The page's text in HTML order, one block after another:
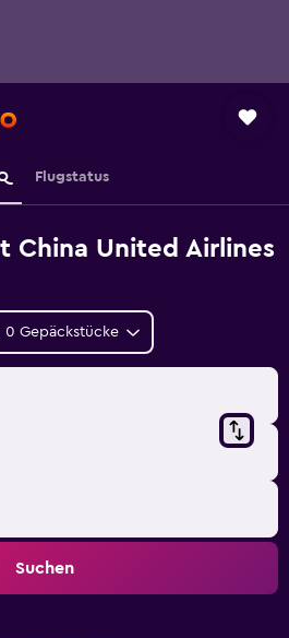
Flugstatus
China United Airlines
0 Gepäckstücke
Suchen